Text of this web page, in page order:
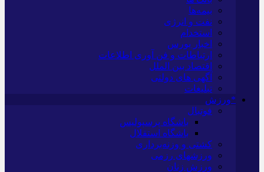
بیمه‌ها
نفت و انرژی
استخدام
اخبار بورس
ارتباطات و فن آوری اطلاعات
اقتصاد بین الملل
آگهی های دولتی
تبلیغات
*ورزش
فوتبال
باشگاه پرسپولیس
باشگاه استقلال
کشتی و وزنه‌برداری
ورزشهای رزمی
ورزش زنان